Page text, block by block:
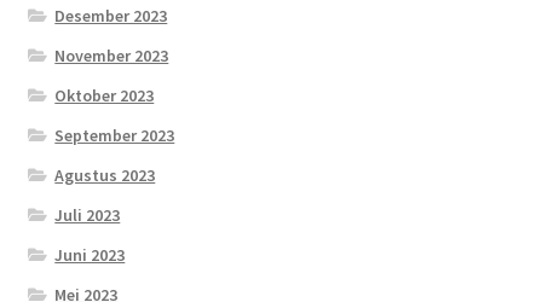
Desember 2023
November 2023
Oktober 2023
September 2023
Agustus 2023
Juli 2023
Juni 2023
Mei 2023